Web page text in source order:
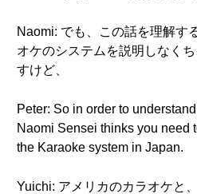
Naomi: でも、この話を理解す
オケのシステムを説明しなく
すけど、
Peter: So in order to
Naomi Sensei thinks you need
the Karaoke system in Japan.
Yuichi: アメリカのカラオケと